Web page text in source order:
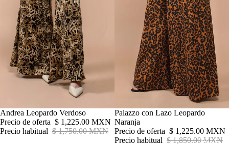
SALE!
Oferta
Andrea Leopardo Verdoso
Precio de oferta $ 1,225.00 MXN
Precio habitual $ 1,750.00 MXN
Oferta
Palazzo con Lazo Leopardo
Naranja
Precio de oferta $ 1,225.00 MXN
Precio habitual $ 1,850.00 MXN